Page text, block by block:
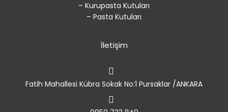
– Kurupasta Kutuları
– Pasta Kutuları
İletişim
Fatih Mahallesi Kübra Sokak No:1 Pursaklar /ANKARA